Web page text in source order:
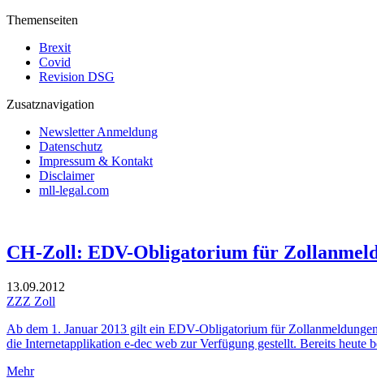
Themenseiten
Brexit
Covid
Revision DSG
Zusatznavigation
Newsletter Anmeldung
Datenschutz
Impressum & Kontakt
Disclaimer
mll-legal.com
CH-Zoll: EDV-Obligatorium für
13.09.2012
ZZZ Zoll
Ab dem 1. Januar 2013 gilt ein EDV-Obligatorium für
die Internetapplikation e-dec web zur Verfügung gestellt. Bereits
Mehr